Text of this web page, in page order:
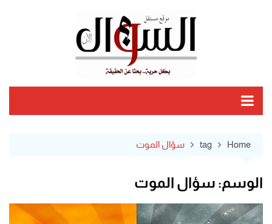
Home
tag سؤال الموت
الوسم: سؤال الموت